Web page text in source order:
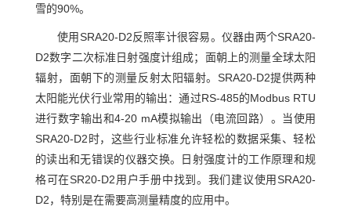
雪的90%。
使用SRA20-D2反照率计很容易。仪器由两个SRA20-
D2数字二次标准日射强度计组成；面朝上的测量全球太阳
辐射，面朝下的测量反射太阳辐射。SRA20-D2提供两种
太阳能光伏行业常用的输出：通过RS-485的Modbus RTU
进行数字输出和4-20 mA模拟输出（电流回路）。当使用
SRA20-D2时，这些行业标准允许轻松的数据采集、轻松
的读出和无错误的仪器交换。日射强度计的工作原理和规
格可在SR20-D2用户手册中找到。我们建议使用SRA20-
D2，特别是在需要高测量精度的应用中。